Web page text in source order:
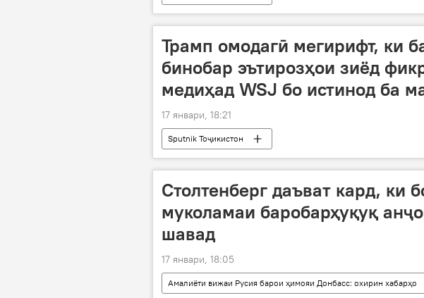
Трамп омодагӣ мегирифт, ки
бинобар эътирозҳои зиёд
медиҳад WSJ бо истинод ба
17 январи, 18:21
Sputnik Тоҷикистон
Столтенберг даъват кард, ки
муколамаи баробарҳуқуқ
шавад
17 январи, 18:05
Амалиёти вижаи Русия барои ҳимояи Донбасс: охирин хабарҳо